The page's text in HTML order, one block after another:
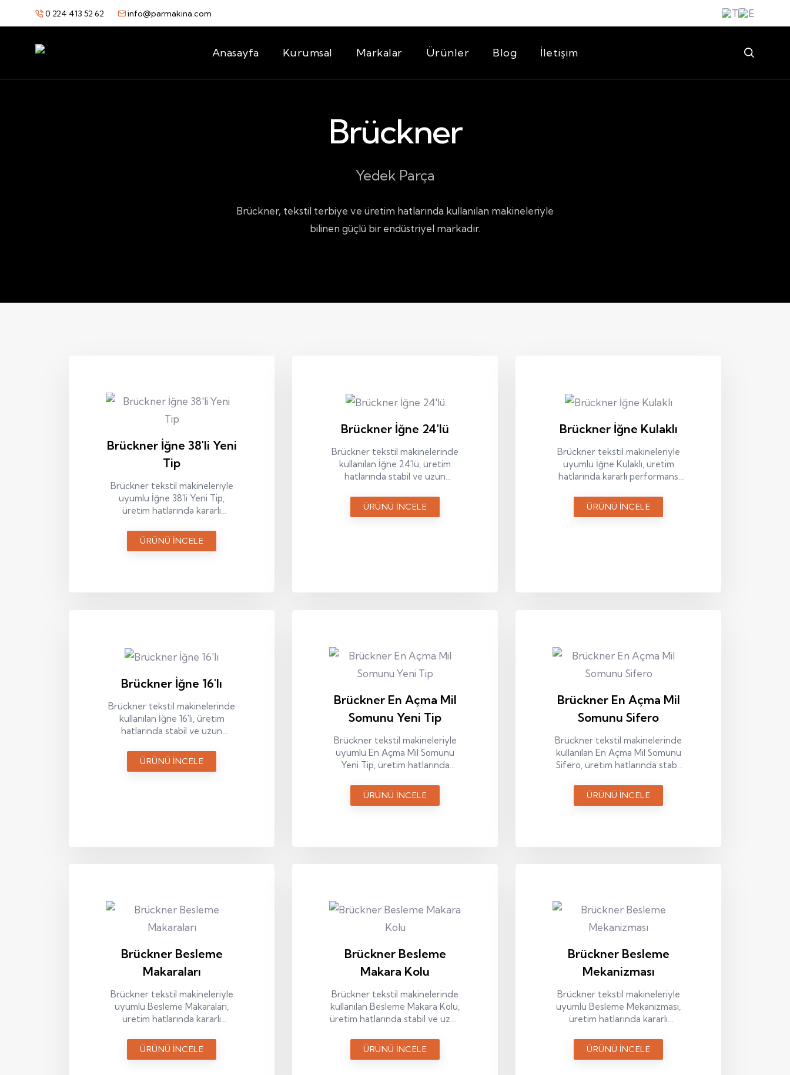
0 224 413 52 62 info@parmakina.com
Anasayfa Kurumsal Markalar Ürünler Blog İletişim
Brückner
Yedek Parça
Brückner, tekstil terbiye ve üretim hatlarında kullanılan makineleriyle
bilinen güçlü bir endüstriyel markadır.
Brückner İğne 38'li Yeni
Tip
Brückner tekstil makineleriyle
uyumlu İğne 38'li Yeni Tip,
üretim hatlarında kararlı
kullanım için tasarlanmış bir
yedek parçadır.
ÜRÜNÜ İNCELE
Brückner İğne 24'lü
Brückner tekstil makinelerinde
kullanılan İğne 24'lü, üretim
hatlarında stabil ve uzun
ÜRÜNÜ İNCELE
Brückner İğne Kulaklı
Brückner tekstil makineleriyle
uyumlu İğne Kulaklı, üretim
hatlarında kararlı performans
tasarlanmış bir yedek parçadır.
ÜRÜNÜ İNCELE
Brückner İğne 16'lı
Brückner tekstil makinelerinde
kullanılan İğne 16'lı, üretim
hatlarında stabil ve uzun
ÜRÜNÜ İNCELE
Brückner En Açma Mil
Somunu Yeni Tip
Brückner tekstil makineleriyle
uyumlu En Açma Mil Somunu
Yeni Tip, üretim hatlarında
süreli kullanım için tasarlanmış
bir yedek parçadır.
ÜRÜNÜ İNCELE
Brückner En Açma Mil
Somunu Sifero
Brückner tekstil makinelerinde
kullanılan En Açma Mil Somunu
Sifero, üretim hatlarında stabil
ÜRÜNÜ İNCELE
Brückner Besleme
Makaraları
Brückner tekstil makineleriyle
uyumlu Besleme Makaraları,
üretim hatlarında kararlı
kullanım için tasarlanmış bir
ÜRÜNÜ İNCELE
Brückner Besleme
Makara Kolu
Brückner tekstil makinelerinde
kullanılan Besleme Makara Kolu,
üretim hatlarında stabil ve uzun
ÜRÜNÜ İNCELE
Brückner Besleme
Mekanizması
Brückner tekstil makineleriyle
uyumlu Besleme Mekanizması,
üretim hatlarında kararlı
kullanım için tasarlanmış bir
ÜRÜNÜ İNCELE